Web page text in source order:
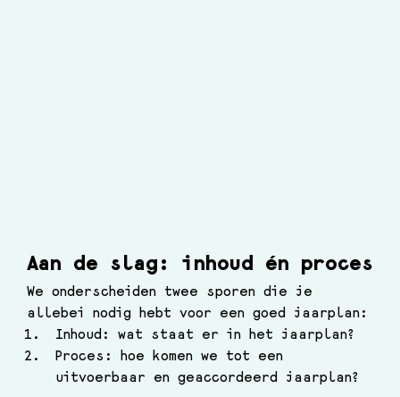
Aan de slag: inhoud én proces
We onderscheiden twee sporen die je
allebei nodig hebt voor een goed jaarplan:
Inhoud: wat staat er in het jaarplan?
Proces: hoe komen we tot een
uitvoerbaar en geaccordeerd jaarplan?